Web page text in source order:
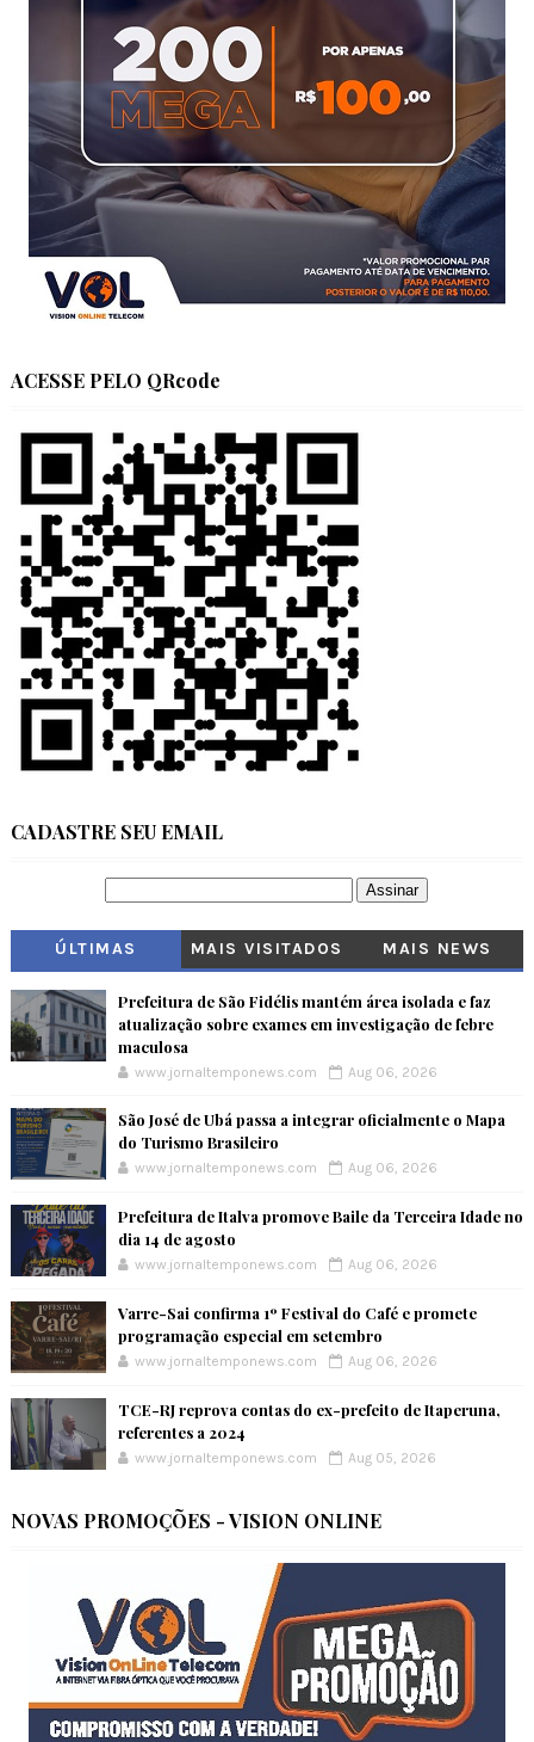
ACESSE PELO QRcode
CADASTRE SEU EMAIL
ÚLTIMAS MAIS VISITADOS MAIS NEWS
Prefeitura de São Fidélis mantém área isolada e faz
atualização sobre exames em investigação de febre
maculosa
www.jornaltemponews.com Aug 06, 2026
São José de Ubá passa a integrar oficialmente o Mapa
do Turismo Brasileiro
www.jornaltemponews.com Aug 06, 2026
Prefeitura de Italva promove Baile da Terceira Idade no
dia 14 de agosto
www.jornaltemponews.com Aug 06, 2026
Varre-Sai confirma 1º Festival do Café e promete
programação especial em setembro
www.jornaltemponews.com Aug 06, 2026
TCE-RJ reprova contas do ex-prefeito de Itaperuna,
referentes a 2024
www.jornaltemponews.com Aug 05, 2026
NOVAS PROMOÇÕES - VISION ONLINE